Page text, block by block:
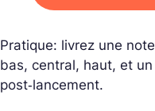
Pratique: livrez une
bas, central, haut, et
post‑lancement.